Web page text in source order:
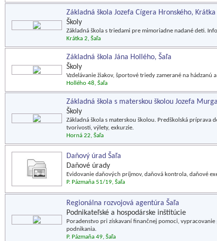
Základná škola Jozefa Cígera Hronského,
Školy
Základná škola s triedami pre mimoriadne nadané deti.
Krátka 2, Šaľa
Základná škola Jána Hollého, Šaľa
Školy
Vzdelávanie žiakov, športové triedy zamerané na hádzanú
Hollého 48, Šaľa
Základná škola s materskou školou Jozefa
Školy
Základná škola s materskou školou. Predškolská
tvorivosti, výlety, exkurzie.
Horná 22, Šaľa
Daňový úrad Šaľa
Daňové úrady
Evidovanie daňových príjmov, daňová kontrola, daňové
P. Pázmaňa 51/19, Šaľa
Regionálna rozvojová agentúra Šaľa
Podnikateľské a hospodárske inštitúcie
Poradenstvo pri získavaní finančnej pomoci,
podnikania.
P. Pázmaňa 49, Šaľa